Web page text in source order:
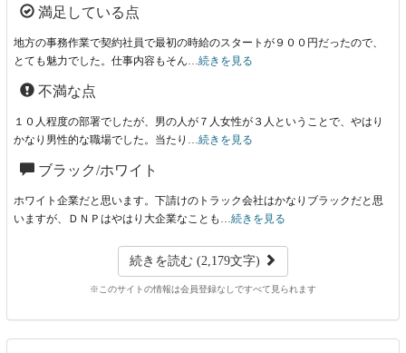
満足している点
地方の事務作業で契約社員で最初の時給のスタートが９００円だったので、
とても魅力でした。仕事内容もそん…続きを見る
不満な点
１０人程度の部署でしたが、男の人が７人女性が３人ということで、やはり
かなり男性的な職場でした。当たり…続きを見る
ブラック/ホワイト
ホワイト企業だと思います。下請けのトラック会社はかなりブラックだと思
いますが、ＤＮＰはやはり大企業なことも…続きを見る
続きを読む (2,179文字)
※このサイトの情報は会員登録なしですべて見られます